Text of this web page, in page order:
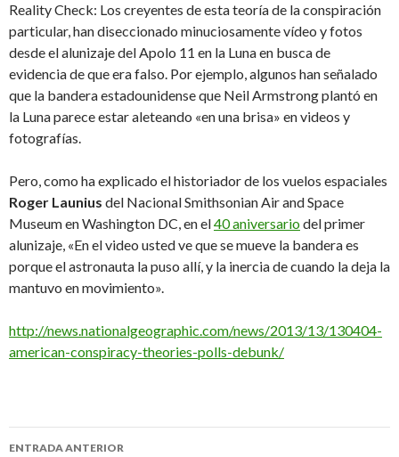
Reality Check: Los creyentes de esta teoría de la conspiración
particular, han diseccionado minuciosamente vídeo y fotos
desde el alunizaje del Apolo 11 en la Luna en busca de
evidencia de que era falso. Por ejemplo, algunos han señalado
que la bandera estadounidense que Neil Armstrong plantó en
la Luna parece estar aleteando «en una brisa» en videos y
fotografías.
Pero, como ha explicado el historiador de los vuelos espaciales
Roger Launius del Nacional Smithsonian Air and Space
Museum en Washington DC, en el40 aniversariodel primer
alunizaje, «En el video usted ve que se mueve la bandera es
porque el astronauta la puso allí, y la inercia de cuando la deja la
mantuvo en movimiento».
http://news.nationalgeographic.com/news/2013/13/130404-
american-conspiracy-theories-polls-debunk/
Navegación
ENTRADA ANTERIOR